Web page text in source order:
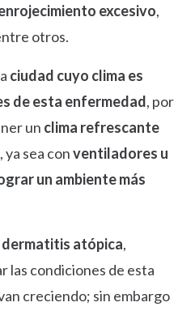
excesivo,
otros.
ciudad cuyo clima es
de esta enfermedad, por
un clima refrescante
, ya sea conventiladores u
un ambiente más
dermatitis atópica,
las condiciones de esta
creciendo; sin embargo